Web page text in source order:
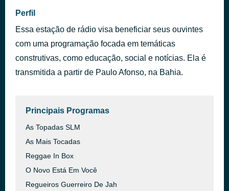
De Peça Em Peça
Matuê
Ao vivo
Saci
há 42 minutos
Perfil
Essa estação de rádio visa beneficiar seus ouvintes
com uma programação focada em temáticas
construtivas, como educação, social e notícias. Ela é
transmitida a partir de Paulo Afonso, na Bahia.
Principais Programas
As Topadas SLM
As Mais Tocadas
Reggae In Box
O Novo Está Em Você
Regueiros Guerreiro De Jah